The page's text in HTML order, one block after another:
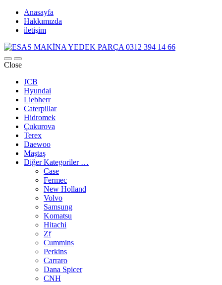
Anasayfa
Hakkımızda
iletişim
Close
JCB
Hyundai
Liebherr
Caterpillar
Hidromek
Çukurova
Terex
Daewoo
Maştaş
Diğer Kategoriler …
Case
Fermec
New Holland
Volvo
Samsung
Komatsu
Hitachi
Zf
Cummins
Perkins
Carraro
Dana Spicer
CNH